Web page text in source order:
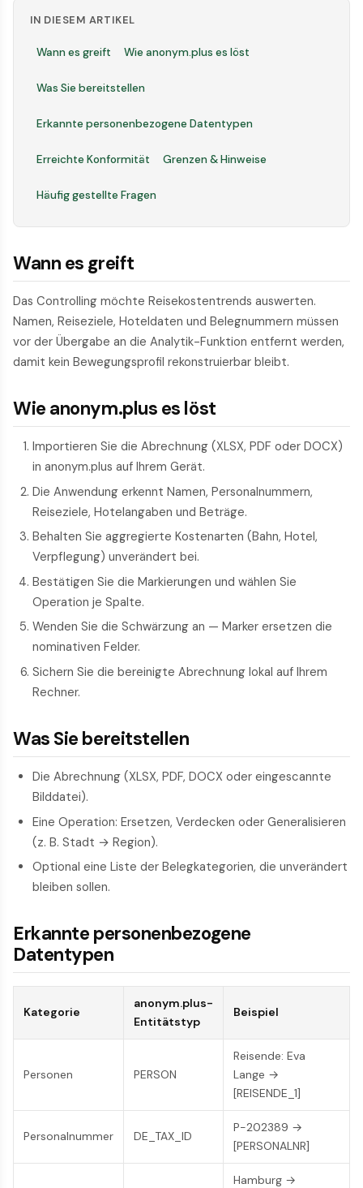
IN DIESEM ARTIKEL
Wann es greift Wie anonym.plus es löst
Was Sie bereitstellen
Erkannte personenbezogene Datentypen
Erreichte Konformität Grenzen & Hinweise
Häufig gestellte Fragen
Wann es greift
Das Controlling möchte Reisekostentrends auswerten.
Namen, Reiseziele, Hoteldaten und Belegnummern müssen
vor der Übergabe an die Analytik-Funktion entfernt werden,
damit kein Bewegungsprofil rekonstruierbar bleibt.
Wie anonym.plus es löst
Importieren Sie die Abrechnung (XLSX, PDF oder DOCX)
in anonym.plus auf Ihrem Gerät.
Die Anwendung erkennt Namen, Personalnummern,
Reiseziele, Hotelangaben und Beträge.
Behalten Sie aggregierte Kostenarten (Bahn, Hotel,
Verpflegung) unverändert bei.
Bestätigen Sie die Markierungen und wählen Sie
Operation je Spalte.
Wenden Sie die Schwärzung an — Marker ersetzen die
nominativen Felder.
Sichern Sie die bereinigte Abrechnung lokal auf Ihrem
Rechner.
Was Sie bereitstellen
Die Abrechnung (XLSX, PDF, DOCX oder eingescannte
Bilddatei).
Eine Operation: Ersetzen, Verdecken oder Generalisieren
(z. B. Stadt → Region).
Optional eine Liste der Belegkategorien, die unverändert
bleiben sollen.
Erkannte personenbezogene
Datentypen
Kategorie
anonym.plus-
Entitätstyp
Beispiel
Personen PERSON
Reisende: Eva
Lange →
[REISENDE_1]
Personalnummer DE_TAX_ID
P-202389 →
[PERSONALNR]
Hamburg →